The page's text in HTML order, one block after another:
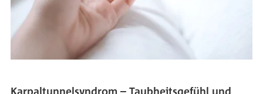
Karpaltunnelsyndrom – Taubheitsgefühl und